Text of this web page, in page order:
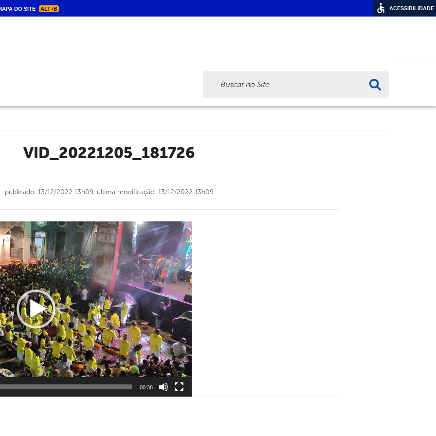
DO SITE ALT+B
VID_20221205_181726
publicado: 13/12/2022 13h09, última modificação: 13/12/2022 13h09
00:38
ACESSIBILIDADE